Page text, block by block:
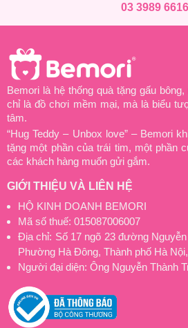
03 3989 6616
Bemori là hệ thống quà tặng gấu
chỉ là đồ chơi mềm mại, mà là biểu
tâm.
“Hug Teddy – Unbox love” – Bemori
tặng một phần của trái tim, một phần
các khách hàng muốn gửi gắm.
GIỚI THIỆU VÀ LIÊN HỆ
HỘ KINH DOANH BEMORI
Mã số thuế: 015087006007
Địa chỉ: Số 17 ngõ 23 đường
Phường Hà Đông, Thành phố Hà
Người đại diện: Ông Nguyễn Thành